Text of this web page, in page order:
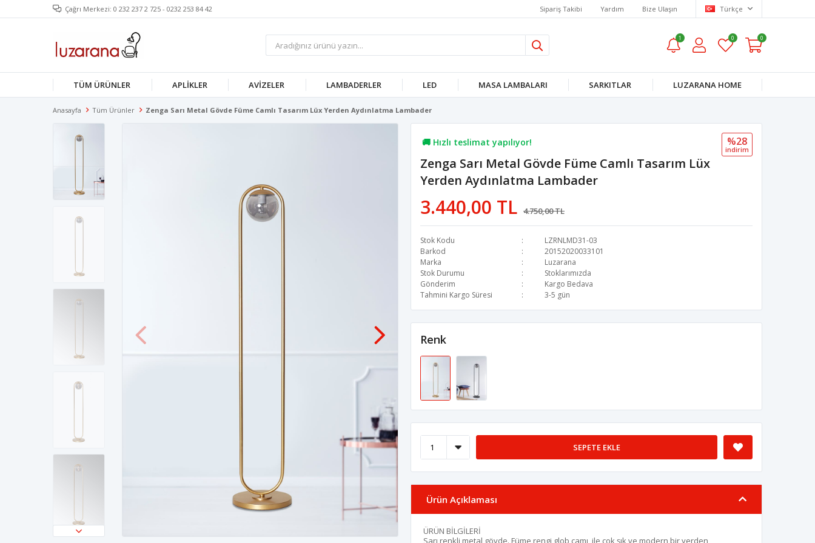
Çağrı Merkezi: 0 232 237 2 725 - 0232 253 84 42 Sipariş Takibi Yardım Bize Ulaşın Türkçe
1 0 0
TÜM ÜRÜNLER APLIKLER AVIZELER LAMBADERLER LED MASA LAMBALARI SARKITLAR LUZARANA HOME
Anasayfa Tüm Ürünler Zenga Sarı Metal Gövde Füme Camlı Tasarım Lüx Yerden Aydınlatma Lambader
🚚 Hızlı teslimat yapılıyor!
💖 22,7B kişi favoriledi!
💸 Sepette 100 TL indirim!
Zenga Sarı Metal Gövde Füme Camlı Tasarım Lüx
Yerden Aydınlatma Lambader
3.440,00 TL 4.750,00 TL
%28
i̇ndi̇ri̇m
Stok Kodu
LZRNLMD31-03
Barkod
20152020033101
Marka
Luzarana
Stok Durumu
Stoklarımızda
Gönderim
Kargo Bedava
Tahmini Kargo Süresi
3-5 gün
Renk
SEPETE EKLE
Ürün Açıklaması
ÜRÜN BİLGİLERİ
Sarı renkli metal gövde. Füme rengi glob camı ile çok şık ve modern bir yerden